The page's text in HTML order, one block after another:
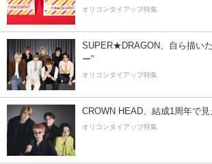
オリコンタイアップ特集
SUPER★DRAGON、自ら描い
ー”
オリコンタイアップ特集
CROWN HEAD、結成1周年で見
オリコンタイアップ特集